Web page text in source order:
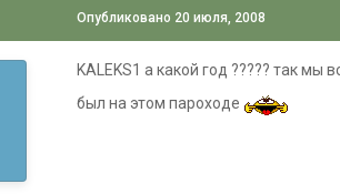
Опубликовано 20 июля, 2008
KALEKS1 а какой год ????? так
был на этом пароходе